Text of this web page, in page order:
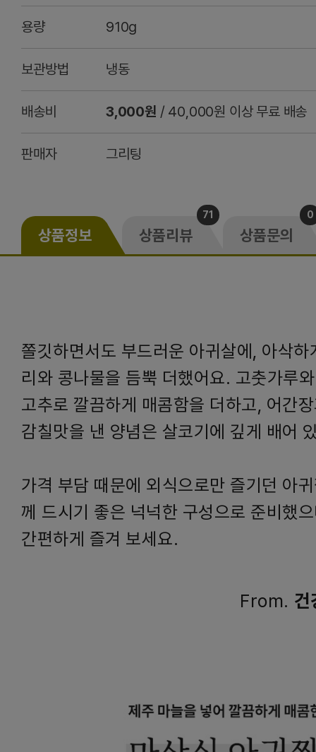
용량 910g
보관방법 냉동
배송비 3,000원 / 40,000원 이상 무료 배송
판매자 그리팅
상품정보 상품리뷰
71
상품문의
0
쫄깃하면서도 부드러운 아귀살에, 아삭
리와 콩나물을 듬뿍 더했어요. 고춧가루
고추로 깔끔하게 매콤함을 더하고, 어간
감칠맛을 낸 양념은 살코기에 깊게 배어
가격 부담 때문에 외식으로만 즐기던 아
께 드시기 좋은 넉넉한 구성으로 준비했
간편하게 즐겨 보세요.
From. 건